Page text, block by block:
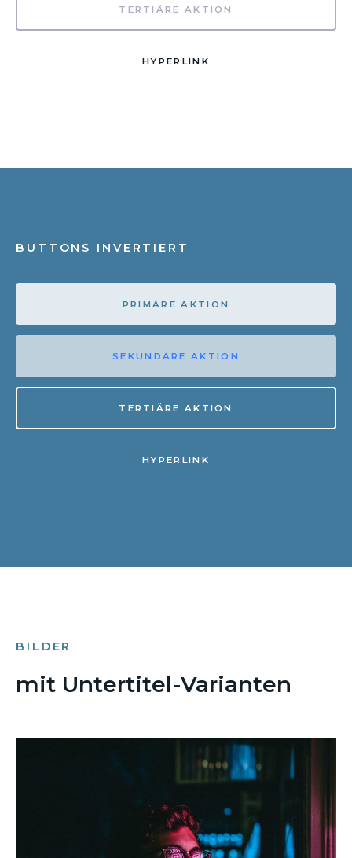
TERTIÄRE AKTION
HYPERLINK
BUTTONS INVERTIERT
PRIMÄRE AKTION
SEKUNDÄRE AKTION
TERTIÄRE AKTION
HYPERLINK
BILDER
mit Untertitel-Varianten